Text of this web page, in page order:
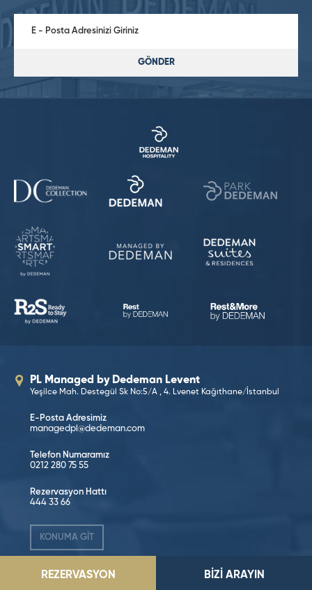
GÖNDER
PL Managed by Dedeman Levent
Yeşilce Mah. Destegül Sk No:5/A , 4. Lvenet Kağıthane/İstanbul
E-Posta Adresimiz
managedpl@dedeman.com
Telefon Numaramız
0212 280 75 55
Rezervasyon Hattı
444 33 66
KONUMA GİT
REZERVASYON BİZİ ARAYIN